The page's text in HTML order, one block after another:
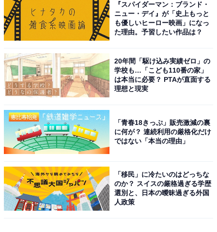
『スパイダーマン：ブランド・
ニュー・デイ』が「史上もっと
も優しいヒーロー映画」になっ
た理由。予習したい作品は？
20年間「駆け込み実績ゼロ」の
学校も…「こども110番の家」
は本当に必要？ PTAが直面する
理想と現実
「青春18きっぷ」販売激減の裏
に何が？ 連続利用の厳格化だけ
ではない「本当の理由」
「移民」に冷たいのはどっちな
のか？ スイスの厳格過ぎる学歴
選別と、日本の曖昧過ぎる外国
人政策